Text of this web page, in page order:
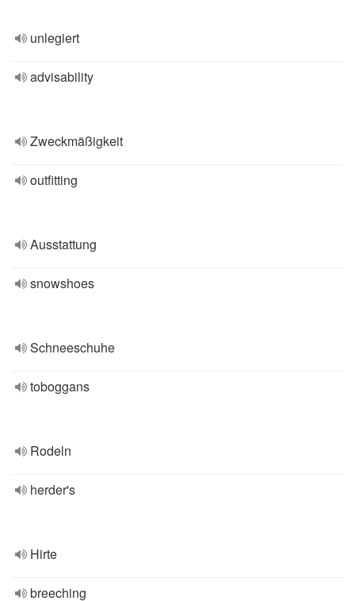
unlegiert
advisability
Zweckmäßigkeit
outfitting
Ausstattung
snowshoes
Schneeschuhe
toboggans
Rodeln
herder's
Hirte
breeching